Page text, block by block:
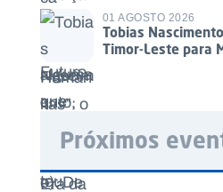
01 AGOSTO 2026
Tobias
Timor-Leste para
Próximos